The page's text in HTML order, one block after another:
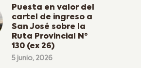
Puesta en valor del
cartel de ingreso a
San José sobre la
Ruta Provincial Nº
130 (ex 26)
5 junio, 2026